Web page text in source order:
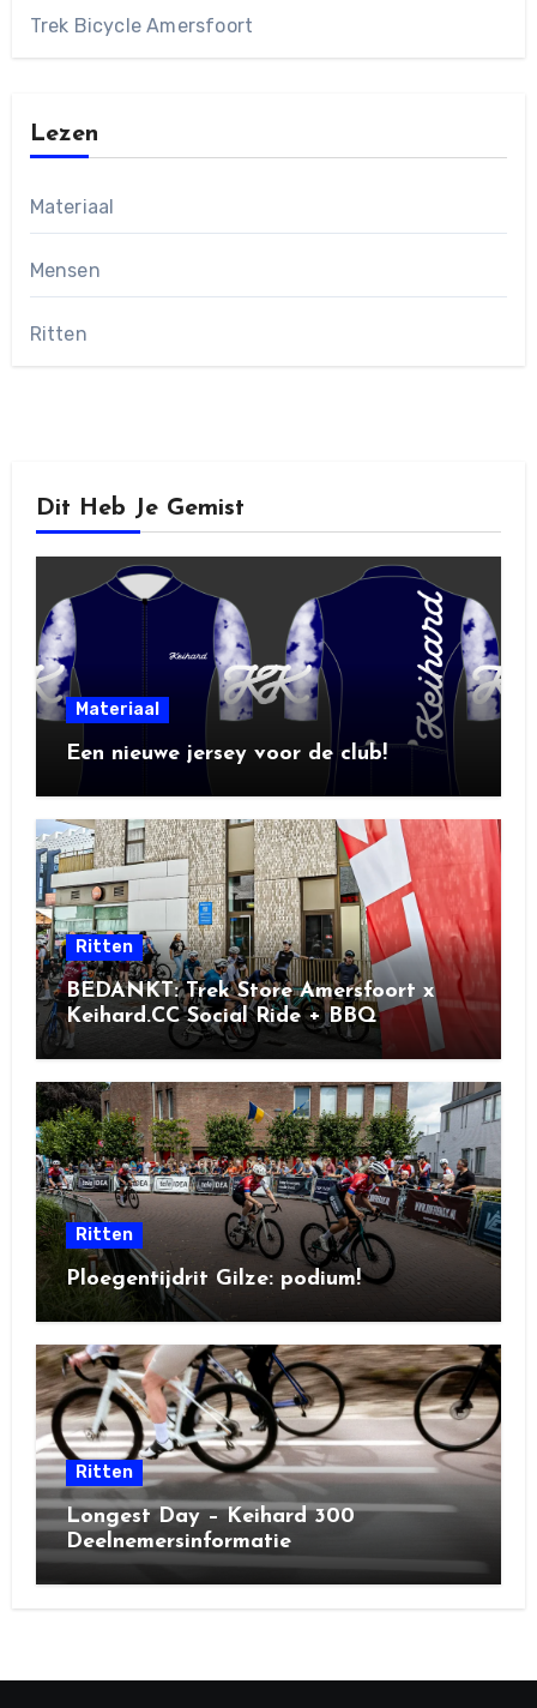
Trek Bicycle Amersfoort
Lezen
Materiaal
Mensen
Ritten
Dit Heb Je Gemist
Materiaal
Een nieuwe jersey voor de club!
Ritten
BEDANKT: Trek Store Amersfoort x
Keihard.CC Social Ride + BBQ
Ritten
Ploegentijdrit Gilze: podium!
Ritten
Longest Day – Keihard 300
Deelnemersinformatie